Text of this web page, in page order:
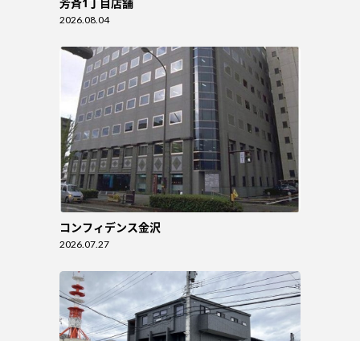
2026.08.04
コンフィデンス金沢
2026.07.27